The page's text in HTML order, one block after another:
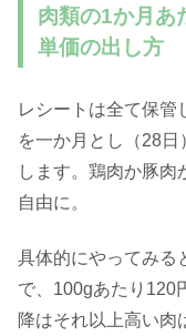
肉類の1か月あ
単価の出し方
レシートは全て保管
を一か月とし（28
します。鶏肉か豚肉
自由に。
具体的にやってみる
で、100gあたり120
降はそれ以上高い肉